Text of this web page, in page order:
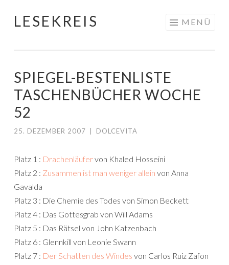
Springe
LESEKREIS MENÜ
SPIEGEL-BESTENLISTE
TASCHENBÜCHER WOCHE
52
25. DEZEMBER 2007 DOLCEVITA
Platz 1 : Drachenläufervon Khaled Hosseini
Platz 2 : Zusammen ist man weniger allein von Anna
Gavalda
Platz 3 : Die Chemie des Todes von Simon Beckett
Platz 4 : Das Gottesgrab von Will Adams
Platz 5 : Das Rätsel von John Katzenbach
Platz 6 : Glennkill von Leonie Swann
Platz 7 : Der Schatten des Windes von Carlos Ruiz Zafon